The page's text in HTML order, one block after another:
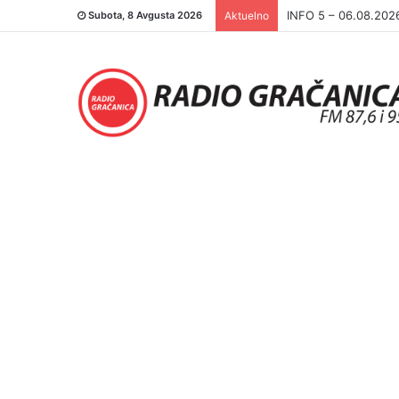
Subota, 8 Avgusta 2026 Aktuelno INFO 5 –